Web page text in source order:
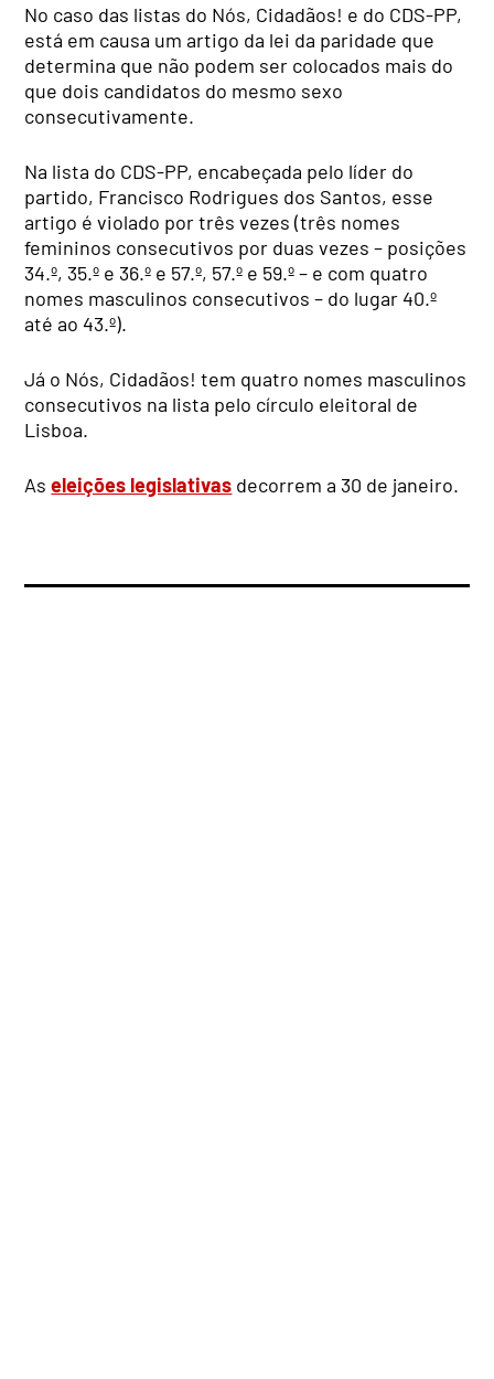
No caso das listas do Nós, Cidadãos! e do CDS-PP,
está em causa um artigo da lei da paridade que
determina que não podem ser colocados mais do
que dois candidatos do mesmo sexo
consecutivamente.
Na lista do CDS-PP, encabeçada pelo líder do
partido, Francisco Rodrigues dos Santos, esse
artigo é violado por três vezes (três nomes
femininos consecutivos por duas vezes – posições
34.º, 35.º e 36.º e 57.º, 57.º e 59.º – e com quatro
nomes masculinos consecutivos – do lugar 40.º
até ao 43.º).
Já o Nós, Cidadãos! tem quatro nomes masculinos
consecutivos na lista pelo círculo eleitoral de
Lisboa.
Aseleições legislativas decorrem a 30 de janeiro.